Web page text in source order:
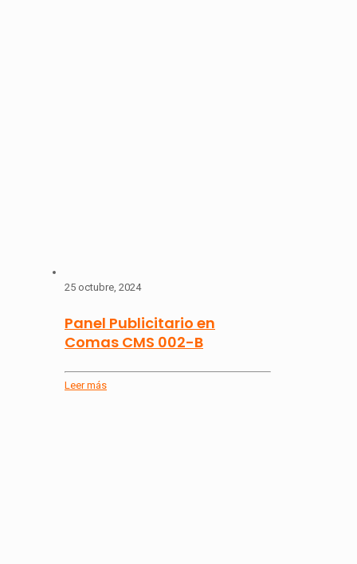
25 octubre, 2024
Panel Publicitario en
Comas CMS 002-B
Leer más